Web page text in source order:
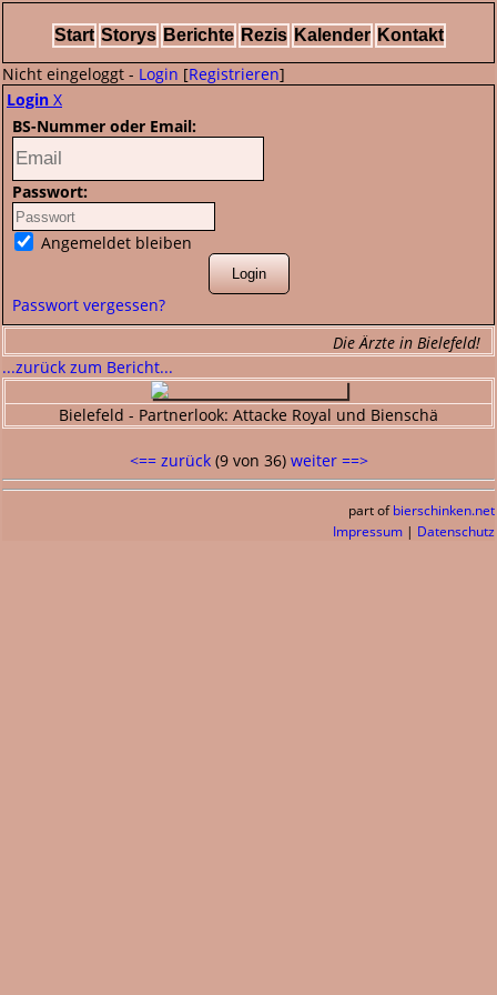
Start Storys Berichte Rezis Kalender Kontakt
Nicht eingeloggt - Login [Registrieren]
Login X
BS-Nummer oder Email:
Passwort:
Angemeldet bleiben
Passwort vergessen?
Die Ärzte in Bielefeld!
...zurück zum Bericht...
Bielefeld - Partnerlook: Attacke Royal und Bienschä
<== zurück(9 von 36) weiter ==>
part of bierschinken.net
Impressum | Datenschutz